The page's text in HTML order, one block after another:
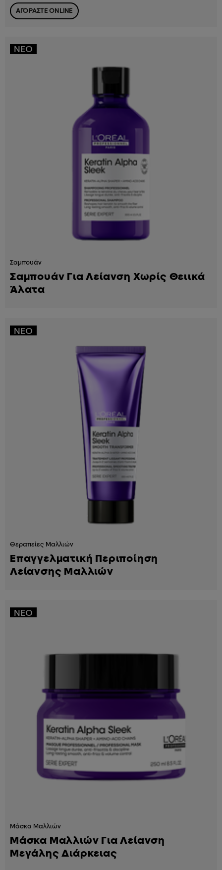
ΑΓΟΡΑΣΤΕ ONLINE
ΝΈΟ
Σαμπουάν
Σαμπουάν Για Λείανση Χωρίς Θειικά
Άλατα
ΝΈΟ
Θεραπείες Μαλλιών
Επαγγελματική Περιποίηση
Λείανσης Μαλλιών
ΝΈΟ
Μάσκα Μαλλιών
Μάσκα Μαλλιών Για Λείανση
Μεγάλης Διάρκειας